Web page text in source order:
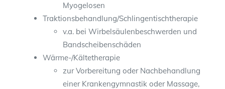
Myogelosen
Traktionsbehandlung/Schlingentischtherapie
v.a. bei Wirbelsäulenbeschwerden und
Bandscheibenschäden
Wärme-/Kältetherapie
zur Vorbereitung oder Nachbehandlung
einer Krankengymnastik oder Massage,